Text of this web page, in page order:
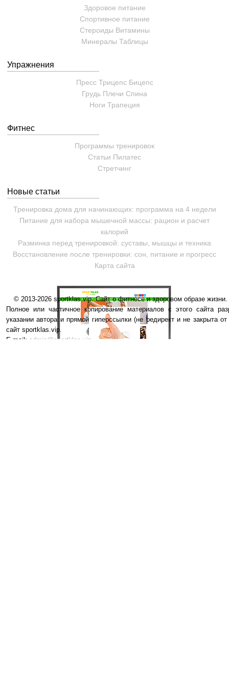
Здоровое питание
Спортивное питание
Стероиды Витамины
Минералы Таблицы
Упражнения
Пресс Трицепс Бицепс
Грудь Плечи Спина
Ноги Трапеция
Фитнес
Программы тренировок
Статьи Пилатес
Cтретчинг
Новые статьи
Тренировка дома для начинающих: программа на 4 недели
Питание для набора мышечной массы: рацион и расчет
калорий
Разминка перед тренировкой: суставы, мышцы и техника
Восстановление после тренировки: сон, питание и прогресс
Карта сайта
© 2013-2026 sportklas.vip. Сайт о фитнесе и здоровом образе
Полное или частичное копирование материалов с этого сайта
указании автора и прямой гиперссылки (не редирект и не закрыта
сайт sportklas.vip.
E-mail: admin@sportklas.vip